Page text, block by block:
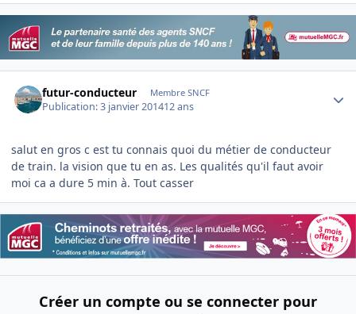
futur-conducteur Membre SNCF
Publication:3 janvier 201412 ans
salut en gros c est tu connais quoi du métier de conducteur
de train. la vision que tu en as. Les qualités qu'il faut avoir
moi ca a dure 5 min à. Tout casser
Créer un compte ou se connecter pour